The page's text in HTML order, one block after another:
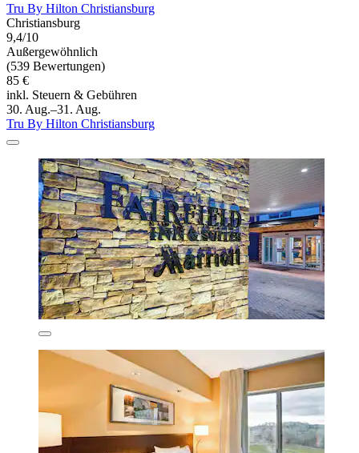
Tru By Hilton Christiansburg
Christiansburg
9,4/10
Außergewöhnlich
(539 Bewertungen)
85 €
inkl. Steuern & Gebühren
30. Aug.–31. Aug.
Tru By Hilton Christiansburg